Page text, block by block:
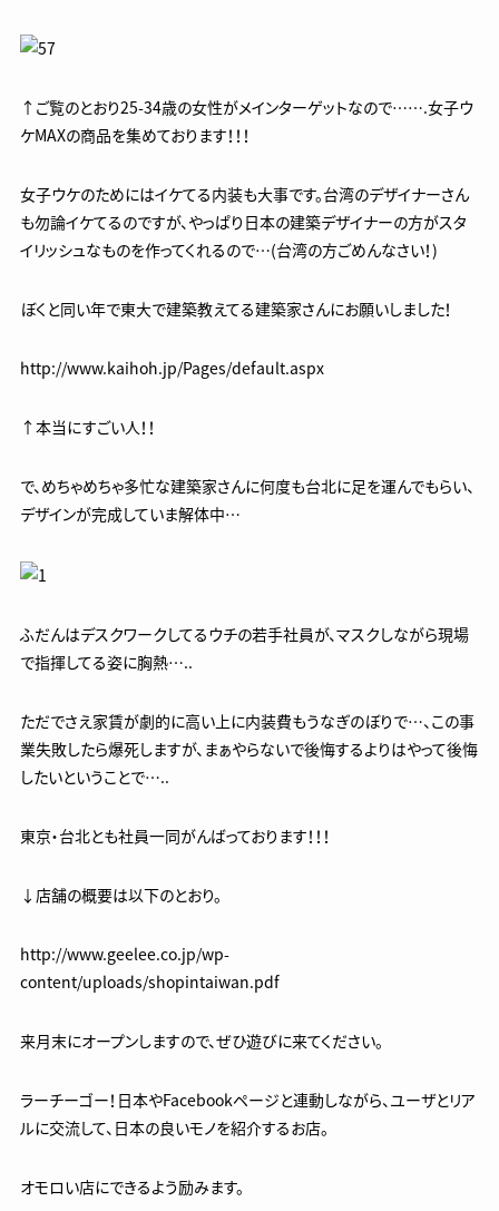
↑ご覧のとおり25-34歳の女性がメインターゲットなので…….女子ウ
ケMAXの商品を集めております！！！
女子ウケのためにはイケてる内装も大事です。台湾のデザイナーさん
も勿論イケてるのですが、やっぱり日本の建築デザイナーの方がスタ
イリッシュなものを作ってくれるので…(台湾の方ごめんなさい！)
ぼくと同い年で東大で建築教えてる建築家さんにお願いしました！
http://www.kaihoh.jp/Pages/default.aspx
↑本当にすごい人！！
で、めちゃめちゃ多忙な建築家さんに何度も台北に足を運んでもらい、
デザインが完成していま解体中…
ふだんはデスクワークしてるウチの若手社員が、マスクしながら現場
で指揮してる姿に胸熱…..
ただでさえ家賃が劇的に高い上に内装費もうなぎのぼりで…、この事
業失敗したら爆死しますが、まぁやらないで後悔するよりはやって後悔
したいということで…..
東京・台北とも社員一同がんばっております！！！
↓店舗の概要は以下のとおり。
http://www.geelee.co.jp/wp-
content/uploads/shopintaiwan.pdf
来月末にオープンしますので、ぜひ遊びに来てください。
ラーチーゴー！日本やFacebookページと連動しながら、ユーザとリア
ルに交流して、日本の良いモノを紹介するお店。
オモロい店にできるよう励みます。